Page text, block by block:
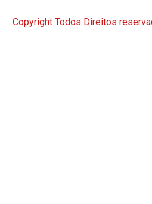
Copyright Todos Direitos